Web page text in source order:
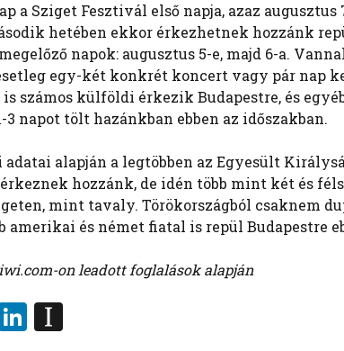
a Sziget Fesztivál első napja, azaz
hetében ekkor érkezhetnek hozzánk
napok: augusztus 5-e, majd 6-a.
egy-két konkrét koncert vagy pár nap
számos külföldi érkezik Budapestre, és
napot tölt hazánkban ebben az időszakban.
alapján a legtöbben az Egyesült
érkeznek hozzánk, de idén több mint két és
mint tavaly. Törökországból csaknem
amerikai és német fiatal is repül Budapestre
on leadott foglalások alapján
Li